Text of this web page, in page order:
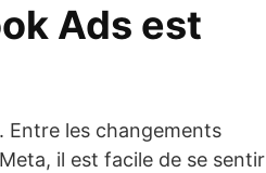
Ads est
Entre les changements
il est facile de se sentir